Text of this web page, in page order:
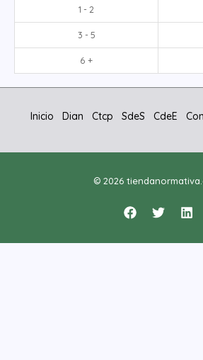
1 - 2
3 - 5
6 +
Inicio Dian Ctcp SdeS CdeE
© 2026